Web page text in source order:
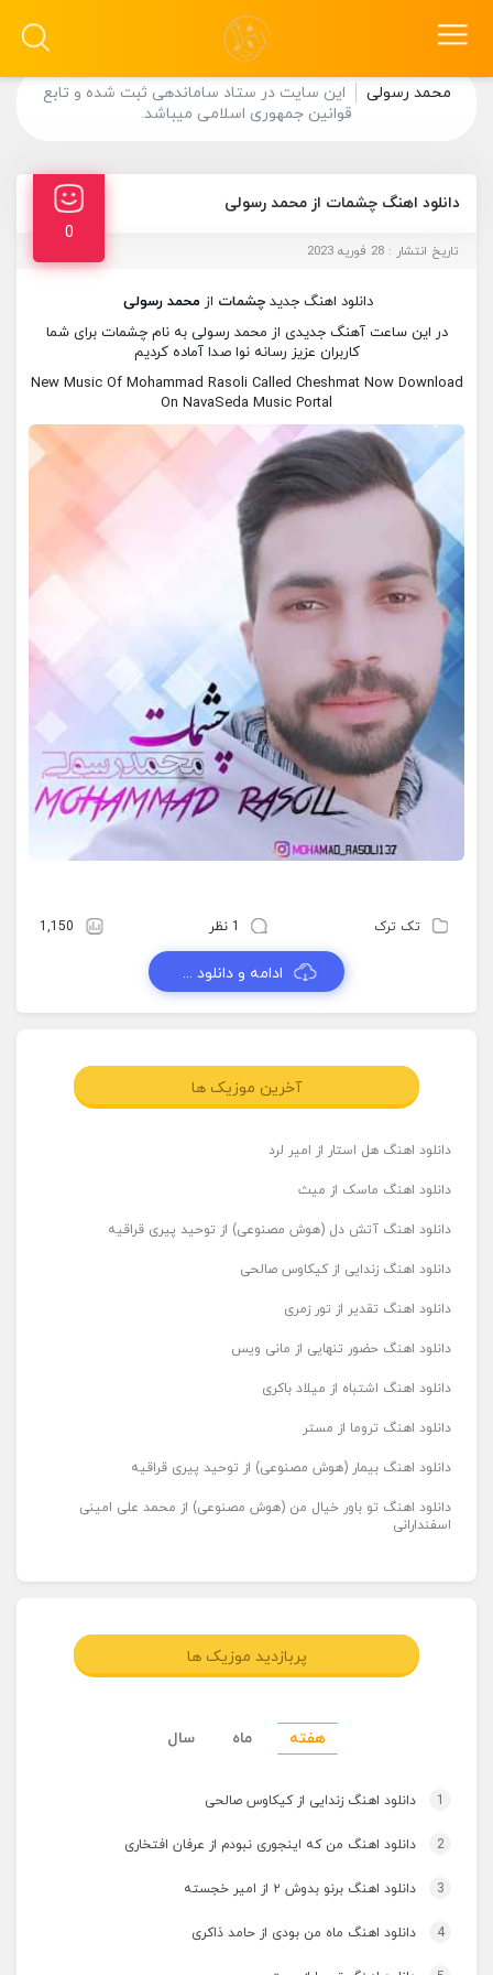
محمد رسولی
این سایت در ستاد ساماندهی ثبت شده و تابع
قوانین جمهوری اسلامی میباشد.
دانلود اهنگ چشمات از محمد رسولی
0
تاریخ انتشار : 28 فوریه 2023
دانلود اهنگ جدیدچشمات ازمحمد رسولی
در این ساعت آهنگ جدیدی از محمد رسولی به نام چشمات برای شما
کاربران عزیز رسانه نوا صدا آماده کردیم
New Music Of Mohammad Rasoli Called Cheshmat Now Download
On NavaSeda Music Portal
تک ترک 1 نظر 1,150
ادامه و دانلود ...
آخرین موزیک ها
دانلود اهنگ هل استار از امیر لرد
دانلود اهنگ ماسک از میث
دانلود اهنگ آتش دل (هوش مصنوعی) از توحید پیری قراقیه
دانلود اهنگ زندایی از کیکاوس صالحی
دانلود اهنگ تقدیر از تور زمری
دانلود اهنگ حضور تنهایی از مانی ویس
دانلود اهنگ اشتباه از میلاد باکری
دانلود اهنگ تروما از مستر
دانلود اهنگ بیمار (هوش مصنوعی) از توحید پیری قراقیه
دانلود اهنگ تو باور خیال من (هوش مصنوعی) از محمد علی امینی
اسفندارانی
پربازدید موزیک ها
هفته ماه سال
1 دانلود اهنگ زندایی از کیکاوس صالحی
2 دانلود اهنگ من که اینجوری نبودم از عرفان افتخاری
3 دانلود اهنگ برنو بدوش ۲ از امیر خجسته
4 دانلود اهنگ ماه من بودی از حامد ذاکری